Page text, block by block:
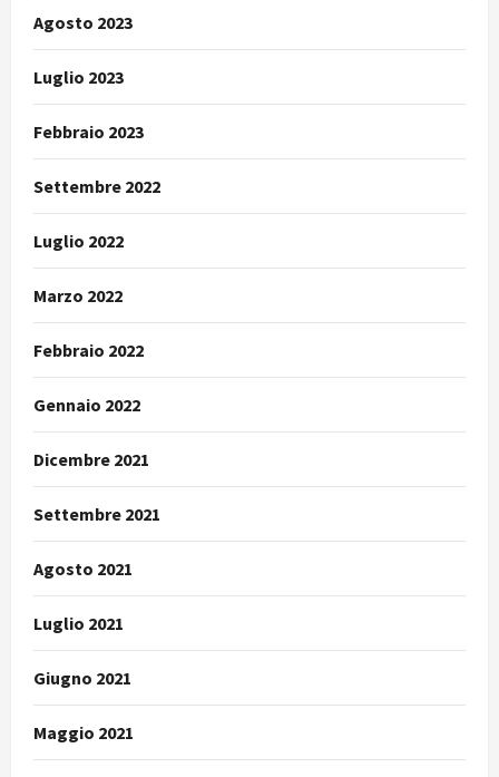
Agosto 2023
Luglio 2023
Febbraio 2023
Settembre 2022
Luglio 2022
Marzo 2022
Febbraio 2022
Gennaio 2022
Dicembre 2021
Settembre 2021
Agosto 2021
Luglio 2021
Giugno 2021
Maggio 2021